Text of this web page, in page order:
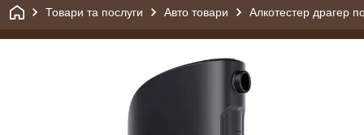
Товари та послуги Авто товари Алкотестер драгер